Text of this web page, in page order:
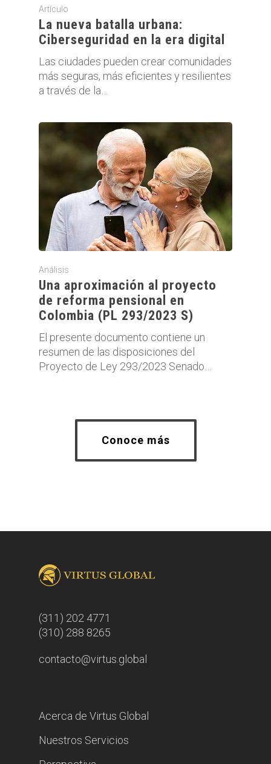
Artículo
La nueva batalla urbana:
Ciberseguridad en la era digital
Las ciudades pueden crear comunidades
más seguras, más eficientes y resilientes
a través de la…
Análisis
Una aproximación al proyecto
de reforma pensional en
Colombia (PL 293/2023 S)
El presente documento contiene un
resumen de las disposiciones del
Proyecto de Ley 293/2023 Senado…
Conoce más
(311) 202 4771
(310) 288 8265
contacto@virtus.global
Acerca de Virtus Global
Nuestros Servicios